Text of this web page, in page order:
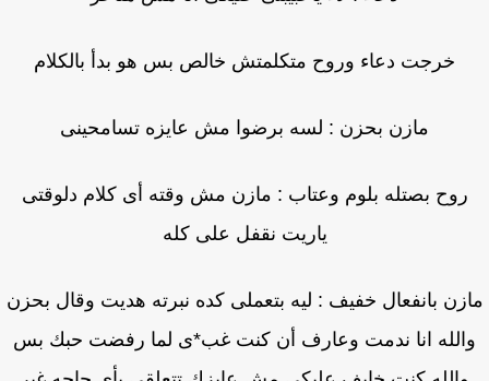
خرجت دعاء وروح متكلمتش خالص بس هو بدأ بالكلام
مازن بحزن : لسه برضوا مش عايزه تسامحينى
روح بصتله بلوم وعتاب : مازن مش وقته أى كلام دلوقتى
ياريت نقفل على كله
بانفعال خفيف : ليه بتعملى كده نبرته هديت وقال بحزن
انا ندمت وعارف أن كنت غب*ى لما رفضت حبك بس